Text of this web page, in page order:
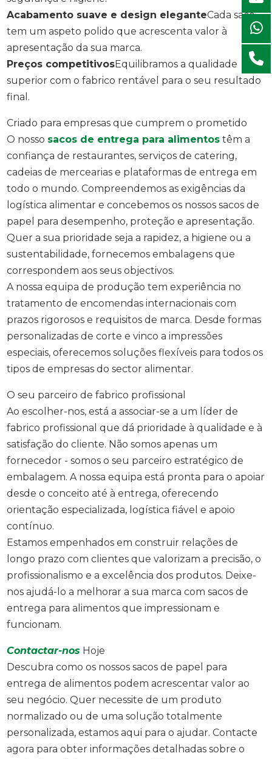
Acabamento suave e design eleganteCada saco
tem um aspeto polido que acrescenta valor à
apresentação da sua marca.
Preços competitivosEquilibramos a qualidade
superior com o fabrico rentável para o seu resultado
final.
Criado para empresas que cumprem o prometido
O nosso sacos de entrega para alimentos têm a
confiança de restaurantes, serviços de catering,
cadeias de mercearias e plataformas de entrega em
todo o mundo. Compreendemos as exigências da
logística alimentar e concebemos os nossos sacos de
papel para desempenho, proteção e apresentação.
Quer a sua prioridade seja a rapidez, a higiene ou a
sustentabilidade, fornecemos embalagens que
correspondem aos seus objectivos.
A nossa equipa de produção tem experiência no
tratamento de encomendas internacionais com
prazos rigorosos e requisitos de marca. Desde formas
personalizadas de corte e vinco a impressões
especiais, oferecemos soluções flexíveis para todos os
tipos de empresas do sector alimentar.
O seu parceiro de fabrico profissional
Ao escolher-nos, está a associar-se a um líder de
fabrico profissional que dá prioridade à qualidade e à
satisfação do cliente. Não somos apenas um
fornecedor - somos o seu parceiro estratégico de
embalagem. A nossa equipa está pronta para o apoiar
desde o conceito até à entrega, oferecendo
orientação especializada, logística fiável e apoio
contínuo.
Estamos empenhados em construir relações de
longo prazo com clientes que valorizam a precisão, o
profissionalismo e a excelência dos produtos. Deixe-
nos ajudá-lo a melhorar a sua marca com sacos de
entrega para alimentos que impressionam e
funcionam.
Contactar-nos Hoje
Descubra como os nossos sacos de papel para
entrega de alimentos podem acrescentar valor ao
seu negócio. Quer necessite de um produto
normalizado ou de uma solução totalmente
personalizada, estamos aqui para o ajudar. Contacte
agora para obter informações detalhadas sobre o